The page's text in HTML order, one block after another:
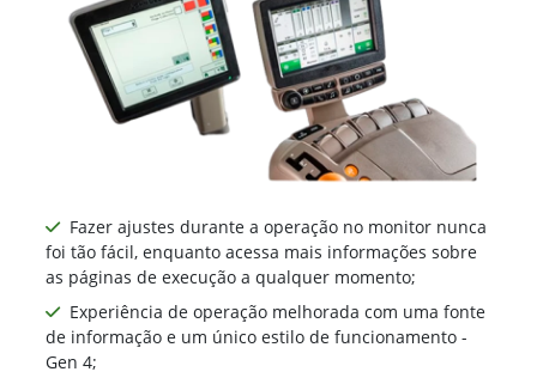
Fazer ajustes durante a operação no monitor nunca
foi tão fácil, enquanto acessa mais informações sobre
as páginas de execução a qualquer momento;
Experiência de operação melhorada com uma fonte
de informação e um único estilo de funcionamento -
Gen 4;